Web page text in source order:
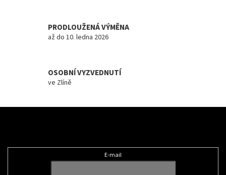
u
PRODLOUŽENÁ VÝMĚNA
až do 10. ledna 2026
OSOBNÍ VYZVEDNUTÍ
ve Zlíně
E-mail